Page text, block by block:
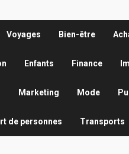
Voyages Bien-être
Enfants Finance
Marketing Mode
de personnes Transports